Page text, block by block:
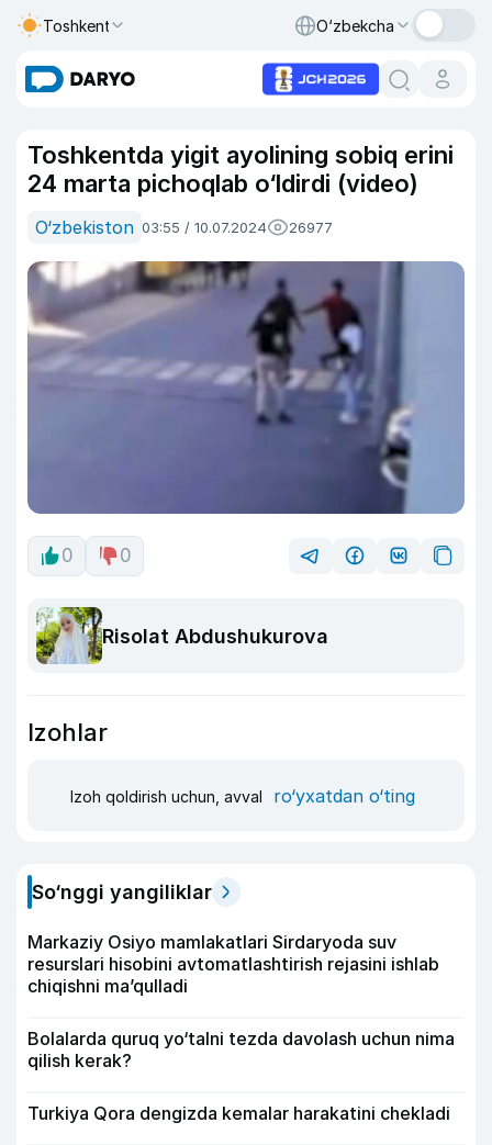
Toshkent O‘zbekcha
Toshkentda yigit ayolining sobiq erini
24 marta pichoqlab o‘ldirdi (video)
O‘zbekiston 03:55 / 10.07.2024 26977
0 0
Risolat Abdushukurova
Izohlar
Izoh qoldirish uchun, avval ro‘yxatdan o‘ting
So‘nggi yangiliklar
Markaziy Osiyo mamlakatlari Sirdaryoda suv
resurslari hisobini avtomatlashtirish rejasini ishlab
chiqishni ma’qulladi
Bolalarda quruq yo‘talni tezda davolash uchun nima
qilish kerak?
Turkiya Qora dengizda kemalar harakatini chekladi